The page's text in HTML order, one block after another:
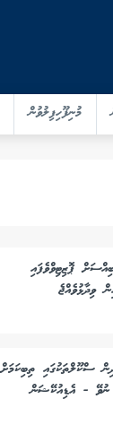
މުނިފޫހިފިލުވުން
ޕޮޒިޓިވްވެފައި
ވިދާޅުވެއްޖެ
ސްކޫލްތަކުގައި ތިބިކަމަށް
ނުވޭ - އެޑިއުކޭޝަން